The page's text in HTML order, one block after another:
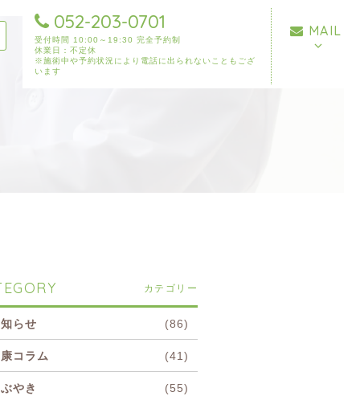
052-203-0701
受付時間 10:00～19:30 完全予約制
休業日：不定休
※施術中や予約状況により電話に出られないこともござ
います
MAIL
カテゴリー
らせ (86)
コラム (41)
やき (55)